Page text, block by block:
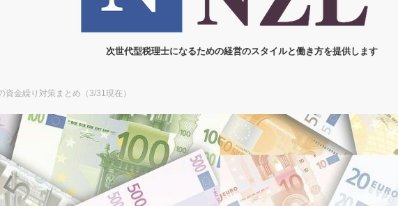
次世代型税理士になるための経営のスタイルと働き方を提供します
資金繰り対策まとめ（3/31現在）